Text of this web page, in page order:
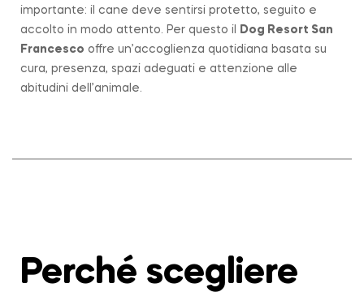
importante: il cane deve sentirsi protetto, seguito e
accolto in modo attento. Per questo il
Dog Resort San
Francesco offre un’accoglienza quotidiana basata su
cura, presenza, spazi adeguati e attenzione alle
abitudini dell’animale.
Perché scegliere